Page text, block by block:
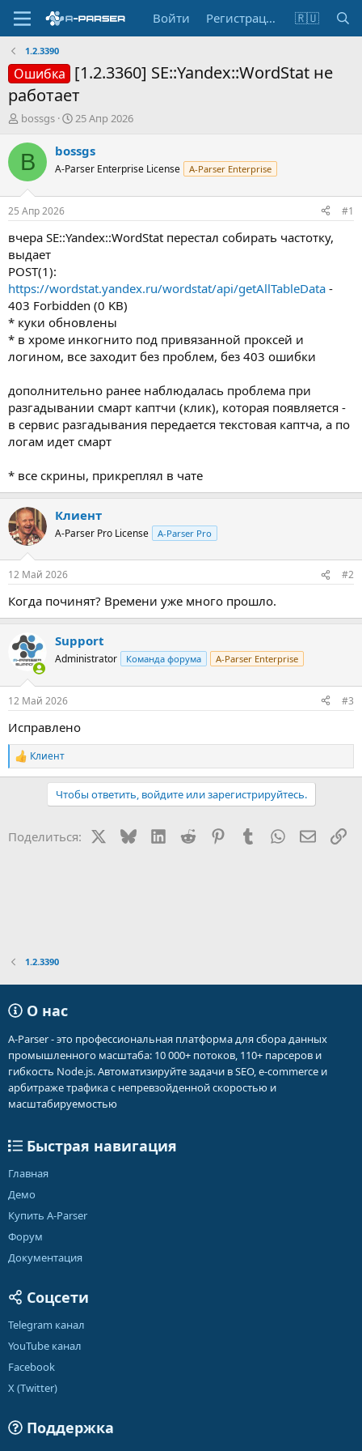
Войти Регистрация 🇷🇺
1.2.3390
Ошибка [1.2.3360] SE::Yandex::WordStat не
работает
А
т
о
т
е
м
ы
bossgs
Д
т
н
а
л
25 Апр 2026
B bossgs
A-Parser Enterprise License A-Parser Enterprise
25 Апр 2026 #1
вчера SE::Yandex::WordStat перестал собирать частотку,
выдает
POST(1):
https://wordstat.yandex.ru/wordstat/api/getAllTableData -
403 Forbidden (0 KB)
* куки обновлены
* в хроме инкогнито под привязанной проксей и
логином, все заходит без проблем, без 403 ошибки
дополнительно ранее наблюдалась проблема при
разгадывании смарт каптчи (клик), которая появляется -
в сервис разгадывания передается текстовая каптча, а по
логам идет смарт
* все скрины, прикреплял в чате
Клиент
A-Parser Pro License A-Parser Pro
12 Май 2026 #2
Когда починят? Времени уже много прошло.
Support
Administrator Команда форума A-Parser Enterprise
12 Май 2026 #3
Исправлено
Р
е
и
Клиент
Чтобы ответить, войдите или зарегистрируйтесь.
Поделиться: BlueskyLinkedIn
Reddit PinterestTumblr WhatsApp
1.2.3390
О нас
A-Parser - это профессиональная платформа для сбора данных
промышленного масштаба: 10 000+ потоков, 110+ парсеров и
гибкость Node.js. Автоматизируйте задачи в SEO, e-commerce и
арбитраже трафика с непревзойденной скоростью и
масштабируемостью
Быстрая навигация
Главная
Демо
Купить A-Parser
Форум
Документация
Соцсети
Telegram канал
YouTube канал
Facebook
X (Twitter)
Поддержка